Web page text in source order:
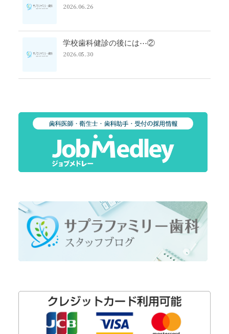
2026.06.26
学校歯科健診の後には⋯②
2026.05.30